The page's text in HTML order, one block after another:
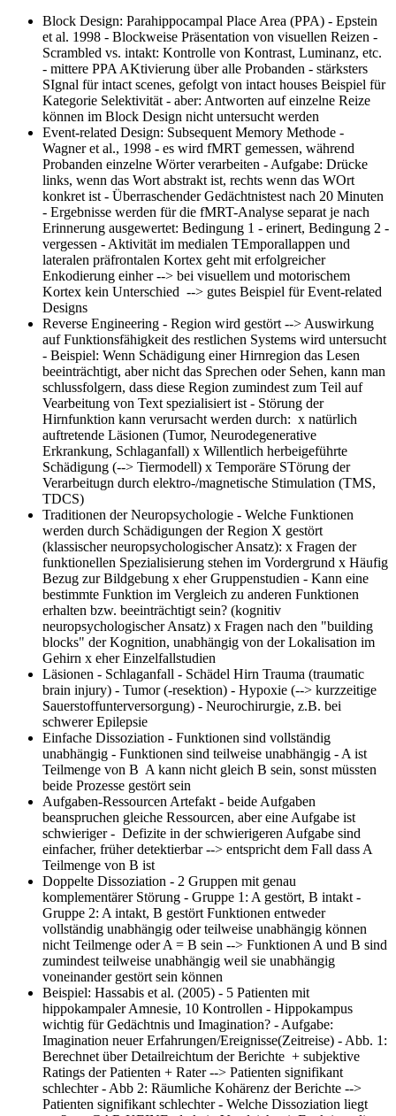
Block Design: Parahippocampal Place Area (PPA) - Epstein
et al. 1998 - Blockweise Präsentation von visuellen Reizen -
Scrambled vs. intakt: Kontrolle von Kontrast, Luminanz, etc.
- mittere PPA AKtivierung über alle Probanden - stärksters
SIgnal für intact scenes, gefolgt von intact houses Beispiel für
Kategorie Selektivität - aber: Antworten auf einzelne Reize
können im Block Design nicht untersucht werden
Event-related Design: Subsequent Memory Methode -
Wagner et al., 1998 - es wird fMRT gemessen, während
Probanden einzelne Wörter verarbeiten - Aufgabe: Drücke
links, wenn das Wort abstrakt ist, rechts wenn das WOrt
konkret ist - Überraschender Gedächtnistest nach 20 Minuten
- Ergebnisse werden für die fMRT-Analyse separat je nach
Erinnerung ausgewertet: Bedingung 1 - erinert, Bedingung 2 -
vergessen - Aktivität im medialen TEmporallappen und
lateralen präfrontalen Kortex geht mit erfolgreicher
Enkodierung einher --> bei visuellem und motorischem
Kortex kein Unterschied --> gutes Beispiel für Event-related
Designs
Reverse Engineering - Region wird gestört --> Auswirkung
auf Funktionsfähigkeit des restlichen Systems wird untersucht
- Beispiel: Wenn Schädigung einer Hirnregion das Lesen
beeinträchtigt, aber nicht das Sprechen oder Sehen, kann man
schlussfolgern, dass diese Region zumindest zum Teil auf
Vearbeitung von Text spezialisiert ist - Störung der
Hirnfunktion kann verursacht werden durch: x natürlich
auftretende Läsionen (Tumor, Neurodegenerative
Erkrankung, Schlaganfall) x Willentlich herbeigeführte
Schädigung (--> Tiermodell) x Temporäre STörung der
Verarbeitugn durch elektro-/magnetische Stimulation (TMS,
TDCS)
Traditionen der Neuropsychologie - Welche Funktionen
werden durch Schädigungen der Region X gestört
(klassischer neuropsychologischer Ansatz): x Fragen der
funktionellen Spezialisierung stehen im Vordergrund x Häufig
Bezug zur Bildgebung x eher Gruppenstudien - Kann eine
bestimmte Funktion im Vergleich zu anderen Funktionen
erhalten bzw. beeinträchtigt sein? (kognitiv
neuropsychologischer Ansatz) x Fragen nach den "building
blocks" der Kognition, unabhängig von der Lokalisation im
Gehirn x eher Einzelfallstudien
Läsionen - Schlaganfall - Schädel Hirn Trauma (traumatic
brain injury) - Tumor (-resektion) - Hypoxie (--> kurzzeitige
Sauerstoffunterversorgung) - Neurochirurgie, z.B. bei
schwerer Epilepsie
Einfache Dissoziation - Funktionen sind vollständig
unabhängig - Funktionen sind teilweise unabhängig - A ist
Teilmenge von B A kann nicht gleich B sein, sonst müssten
beide Prozesse gestört sein
Aufgaben-Ressourcen Artefakt - beide Aufgaben
beanspruchen gleiche Ressourcen, aber eine Aufgabe ist
schwieriger - Defizite in der schwierigeren Aufgabe sind
einfacher, früher detektierbar --> entspricht dem Fall dass A
Teilmenge von B ist
Doppelte Dissoziation - 2 Gruppen mit genau
komplementärer Störung - Gruppe 1: A gestört, B intakt -
Gruppe 2: A intakt, B gestört Funktionen entweder
vollständig unabhängig oder teilweise unabhängig können
nicht Teilmenge oder A = B sein --> Funktionen A und B sind
zumindest teilweise unabhängig weil sie unabhängig
voneinander gestört sein können
Beispiel: Hassabis et al. (2005) - 5 Patienten mit
hippokampaler Amnesie, 10 Kontrollen - Hippokampus
wichtig für Gedächtnis und Imagination? - Aufgabe:
Imagination neuer Erfahrungen/Ereignisse(Zeitreise) - Abb. 1:
Berechnet über Detailreichtum der Berichte + subjektive
Ratings der Patienten + Rater --> Patienten signifikant
schlechter - Abb 2: Räumliche Kohärenz der Berichte -->
Patienten signifikant schlechter - Welche Dissoziation liegt